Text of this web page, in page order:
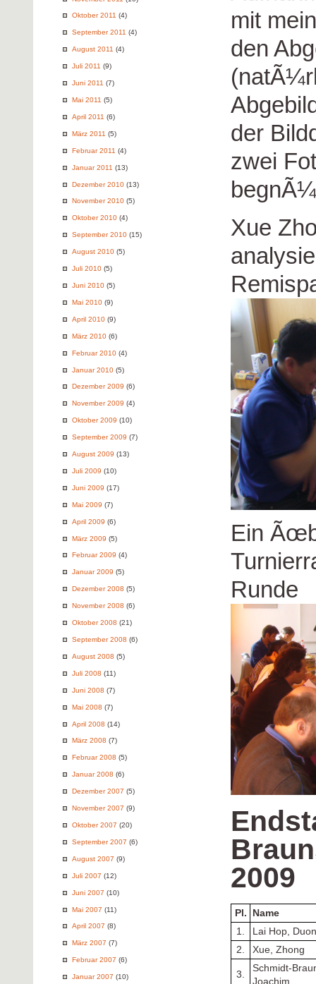
Oktober 2011 (4)
September 2011 (4)
August 2011 (4)
Juli 2011 (9)
Juni 2011 (7)
Mai 2011 (5)
April 2011 (6)
März 2011 (5)
Februar 2011 (4)
Januar 2011 (13)
Dezember 2010 (13)
November 2010 (5)
Oktober 2010 (4)
September 2010 (15)
August 2010 (5)
Juli 2010 (5)
Juni 2010 (5)
Mai 2010 (9)
April 2010 (9)
März 2010 (6)
Februar 2010 (4)
Januar 2010 (5)
Dezember 2009 (6)
November 2009 (4)
Oktober 2009 (10)
September 2009 (7)
August 2009 (13)
Juli 2009 (10)
Juni 2009 (17)
Mai 2009 (7)
April 2009 (6)
März 2009 (5)
Februar 2009 (4)
Januar 2009 (5)
Dezember 2008 (5)
November 2008 (6)
Oktober 2008 (21)
September 2008 (6)
August 2008 (5)
Juli 2008 (11)
Juni 2008 (7)
Mai 2008 (7)
April 2008 (14)
März 2008 (7)
Februar 2008 (5)
Januar 2008 (6)
Dezember 2007 (5)
November 2007 (9)
Oktober 2007 (20)
September 2007 (6)
August 2007 (9)
Juli 2007 (12)
Juni 2007 (10)
Mai 2007 (11)
April 2007 (8)
März 2007 (7)
Februar 2007 (6)
Januar 2007 (10)
mit
den
der
zwei
Xue
Ein
Runde
2009
Pl.
Name
1.
Lai Hop,
2.
Xue, Zhong
3.
Schmidt-
Joachim